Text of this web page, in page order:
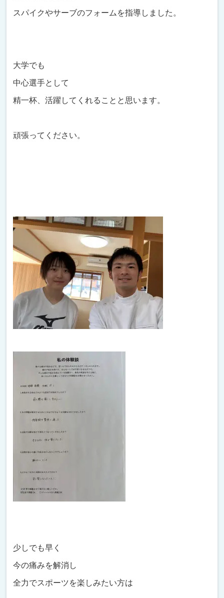
スパイクやサーブのフォームを指導しました。
大学でも
中心選手として
精一杯、活躍してくれることと思います。
頑張ってください。
少しでも早く
今の痛みを解消し
全力でスポーツを楽しみたい方は